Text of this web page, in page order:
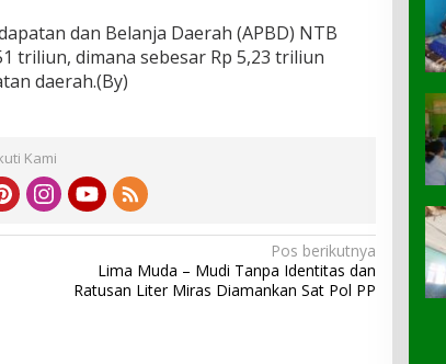
dan Belanja Daerah (APBD) NTB
triliun, dimana sebesar Rp 5,23 triliun
daerah.(By)
Kami
Pos berikutnya
Lima Muda – Mudi Tanpa Identitas dan
Ratusan Liter Miras Diamankan Sat Pol PP